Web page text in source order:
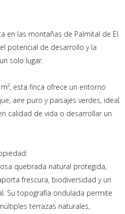
en las montañas de Palmital de El
potencial de desarrollo y la
solo lugar.
esta finca ofrece un entorno
aire puro y paisajes verdes, ideal
calidad de vida o desarrollar un
quebrada natural protegida,
frescura, biodiversidad y un
Su topografía ondulada permite
terrazas naturales,